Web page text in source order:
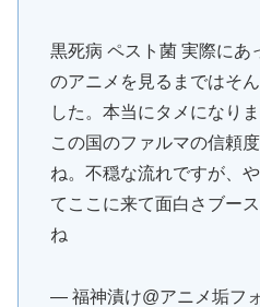
黒死病 ペスト菌 実際にあ
のアニメを見るまではそ
した。本当にタメになり
この国のファルマの信頼
ね。不穏な流れですが、
てここに来て面白さブー
ね
— 福神漬け@アニメ垢フ